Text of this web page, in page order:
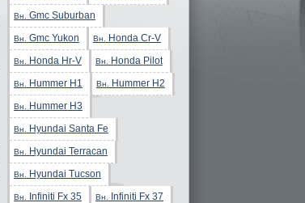
Вн. Gmc Suburban
Вн. Gmc Yukon Вн. Honda Cr-V
Вн. Honda Hr-V Вн. Honda Pilot
Вн. Hummer H1 Вн. Hummer H2
Вн. Hummer H3
Вн. Hyundai Santa Fe
Вн. Hyundai Terracan
Вн. Hyundai Tucson
Вн. Infiniti Fx 35 Вн. Infiniti Fx 37